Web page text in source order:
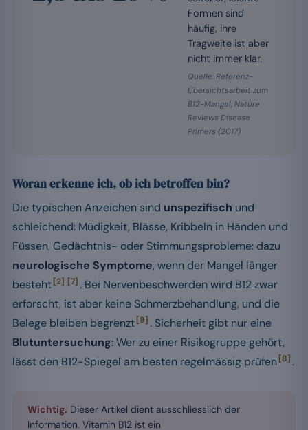
Formen sind
häufig, ihre
Tragweite ist aber
nicht immer klar.
Quelle: Referenz-
Übersichtsarbeit zum
B12-Mangel, Nature
Reviews Disease
Primers (2017)
Woran erkenne ich, ob ich betroffen bin?
Die typischen Anzeichen sind unspezifisch und
schleichend: Müdigkeit, Blässe, Kribbeln in Händen und
Füssen, Gedächtnis- oder Stimmungsprobleme: dazu
neurologische Symptome, wenn der Mangel länger
besteht[2] [7] . Bei Nervenbeschwerden wird B12 zwar
erforscht, ist aber keine Schmerzbehandlung, und die
Belege bleiben begrenzt[9] . Sicherheit gibt nur eine
Blutuntersuchung: Wer zu einer Risikogruppe gehört,
lässt den B12-Spiegel am besten regelmässig prüfen[8] .
Wichtig. Dieser Artikel dient ausschliesslich der
Information. Vitamin B12 ist ein